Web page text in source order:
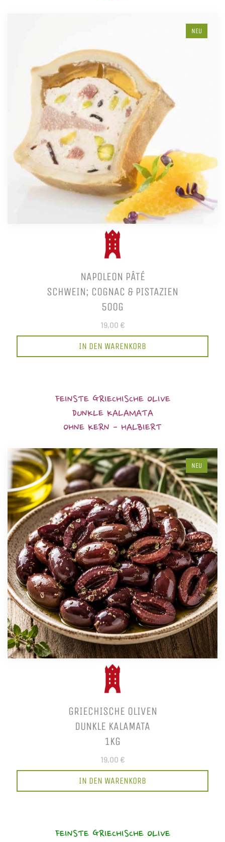
NEU
NAPOLEON PÂTÉ
SCHWEIN; COGNAC & PISTAZIEN
500G
19,00 €
IN DEN WARENKORB
FEINSTE GRIECHISCHE OLIVE
DUNKLE KALAMATA
OHNE KERN - HALBIERT
NEU
GRIECHISCHE OLIVEN
DUNKLE KALAMATA
1KG
19,00 €
IN DEN WARENKORB
FEINSTE GRIECHISCHE OLIVE